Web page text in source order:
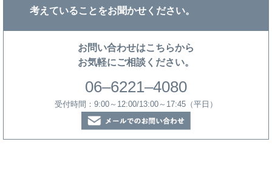
考えていることをお聞かせください。
お問い合わせはこちらから
お気軽にご相談ください。
06–6221–4080
受付時間：9:00～12:00/13:00～17:45（平日）